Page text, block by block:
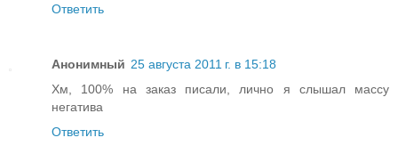
Ответить
Анонимный 25 августа 2011 г. в 15:18
Хм, 100% на заказ писали, лично я слышал массу
негатива
Ответить